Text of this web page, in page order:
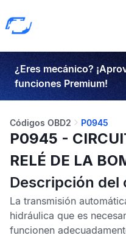
¿Eres mecánico?
funciones Premium!
Códigos OBD2 P0945
P0945 -
RELÉ DE LA
Descripción del
La transmisión
hidráulica que es
funcionen